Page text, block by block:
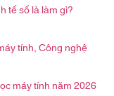
tế số là làm gì?
tính, Công nghệ
máy tính năm 2026